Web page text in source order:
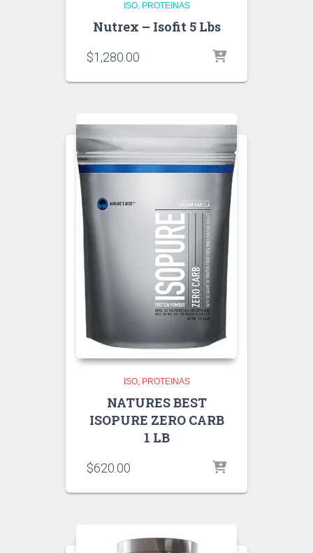
ISO PROTEINAS
Nutrex – Isofit 5 Lbs
$1,280.00
ISO PROTEINAS
NATURES BEST
ISOPURE ZERO CARB
1 LB
$620.00